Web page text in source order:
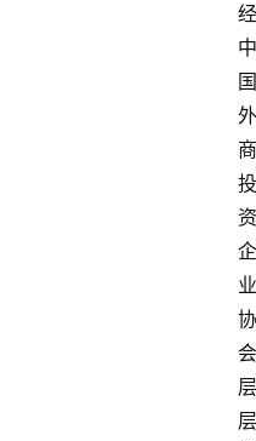
经
中
国
外
商
投
资
企
业
协
会
层
层